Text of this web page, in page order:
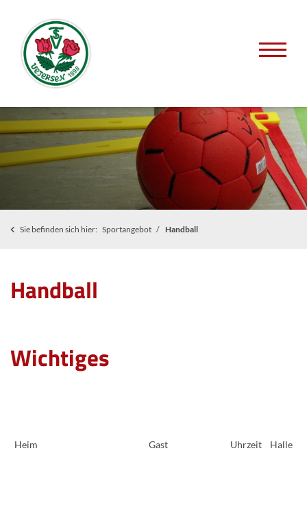
Sie befinden sich hier: Sportangebot Handball
Handball
Wichtiges
Heim Gast Uhrzeit Halle